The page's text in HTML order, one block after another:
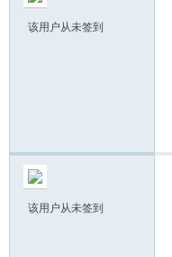
该用户从未签到
该用户从未签到